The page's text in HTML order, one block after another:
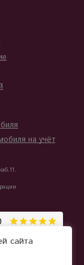
на учёт
сайта